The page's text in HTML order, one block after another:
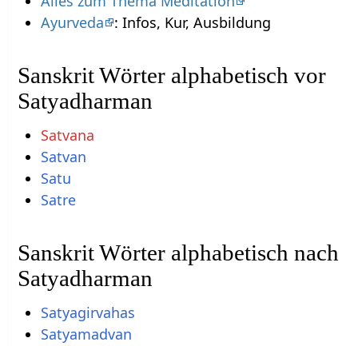
Ayurveda
: Infos, Kur, Ausbildung
Sanskrit Wörter alphabetisch vor
Satyadharman
Satvana
Satvan
Satu
Satre
Sanskrit Wörter alphabetisch nach
Satyadharman
Satyagirvahas
Satyamadvan